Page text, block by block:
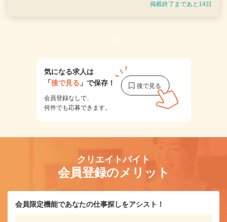
掲載終了まであと14日
1
気になる求人は
「後で見る 」で保存！
会員登録なしで、
何件でも応募できます。
クリエイトバイト
会員登録のメリット
会員限定機能であなたの仕事探しをアシスト！